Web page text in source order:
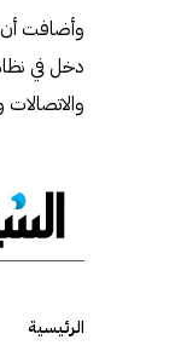
دخل في
الرئيسية